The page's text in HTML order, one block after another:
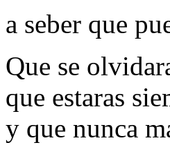
a seber que
Que se
que estaras
y que nunca